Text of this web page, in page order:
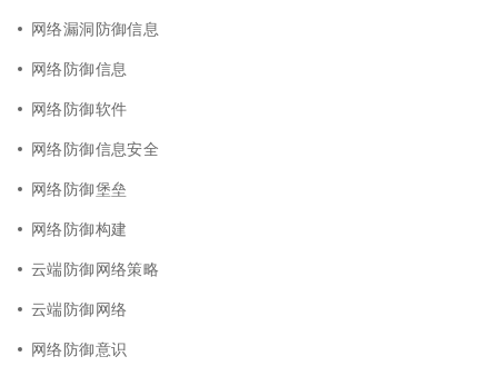
网络漏洞防御信息
网络防御信息
网络防御软件
网络防御信息安全
网络防御堡垒
网络防御构建
云端防御网络策略
云端防御网络
网络防御意识